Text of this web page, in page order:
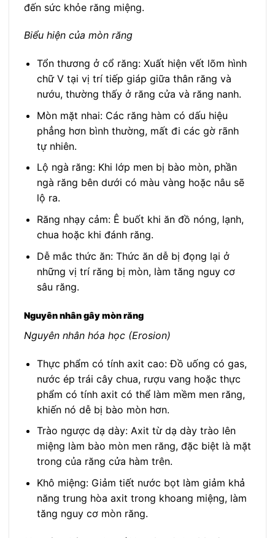
đến sức khỏe răng miệng.
Biểu hiện của mòn răng
Tổn thương ở cổ răng: Xuất hiện vết lõm hình
chữ V tại vị trí tiếp giáp giữa thân răng và
nướu, thường thấy ở răng cửa và răng nanh.
Mòn mặt nhai: Các răng hàm có dấu hiệu
phẳng hơn bình thường, mất đi các gờ rãnh
tự nhiên.
Lộ ngà răng: Khi lớp men bị bào mòn, phần
ngà răng bên dưới có màu vàng hoặc nâu sẽ
lộ ra.
Răng nhạy cảm: Ê buốt khi ăn đồ nóng, lạnh,
chua hoặc khi đánh răng.
Dễ mắc thức ăn: Thức ăn dễ bị đọng lại ở
những vị trí răng bị mòn, làm tăng nguy cơ
sâu răng.
Nguyên nhân gây mòn răng
Nguyên nhân hóa học (Erosion)
Thực phẩm có tính axit cao: Đồ uống có gas,
nước ép trái cây chua, rượu vang hoặc thực
phẩm có tính axit có thể làm mềm men răng,
khiến nó dễ bị bào mòn hơn.
Trào ngược dạ dày: Axit từ dạ dày trào lên
miệng làm bào mòn men răng, đặc biệt là mặt
trong của răng cửa hàm trên.
Khô miệng: Giảm tiết nước bọt làm giảm khả
năng trung hòa axit trong khoang miệng, làm
tăng nguy cơ mòn răng.